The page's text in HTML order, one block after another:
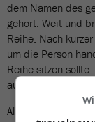
dem Namen des
gehört. Weit und
Reihe. Nach
um die Person
Reihe sitzen
ausgesprochen.
Als sich die